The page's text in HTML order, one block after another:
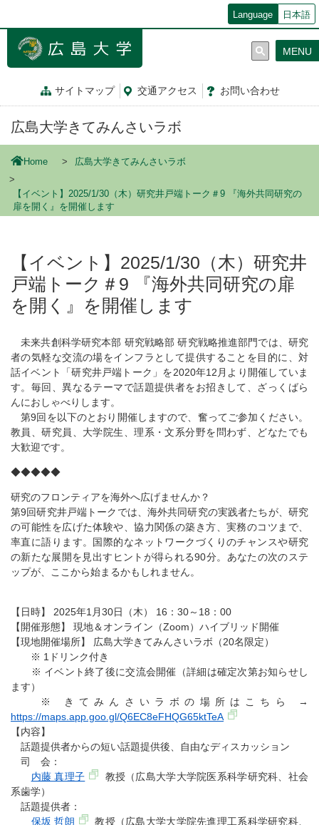
ン
Language 日本語
サイトマップ 交通アクセス お問い合わせ
MENU
広島大学きてみんさいラボ
Home 広島大学きてみんさいラボ
【イベント】2025/1/30（木）研究井戸端トーク＃9 『海外共同研究の
扉を開く』を開催します
【イベント】2025/1/30（木）研究井
戸端トーク＃9 『海外共同研究の扉
を開く』を開催します
未来共創科学研究本部 研究戦略部 研究戦略推進部門では、研究
者の気軽な交流の場をインフラとして提供することを目的に、対
話イベント「研究井戸端トーク」を2020年12月より開催していま
す。毎回、異なるテーマで話題提供者をお招きして、ざっくばら
んにおしゃべりします。
第9回を以下のとおり開催しますので、奮ってご参加ください。
教員、研究員、大学院生、理系・文系分野を問わず、どなたでも
大歓迎です。
◆◆◆◆◆
研究のフロンティアを海外へ広げませんか？
第9回研究井戸端トークでは、海外共同研究の実践者たちが、研究
の可能性を広げた体験や、協力関係の築き方、実務のコツまで、
率直に語ります。国際的なネットワークづくりのチャンスや研究
の新たな展開を見出すヒントが得られる90分。あなたの次のステ
ップが、ここから始まるかもしれません。
【日時】 2025年1月30日（木） 16：30～18：00
【開催形態】 現地＆オンライン（Zoom）ハイブリッド開催
【現地開催場所】 広島大学きてみんさいラボ（20名限定）
※ 1ドリンク付き
※ イベント終了後に交流会開催（詳細は確定次第お知らせし
ます）
※ きてみんさいラボの場所はこちら →
https://maps.app.goo.gl/Q6EC8eFHQG65ktTeA
【内容】
話題提供者からの短い話題提供後、自由なディスカッション
司 会：
内藤 真理子
教授（広島大学大学院医系科学研究科、社会
系歯学）
話題提供者：
保坂 哲朗
教授（広島大学大学院先進理工系科学研究科、